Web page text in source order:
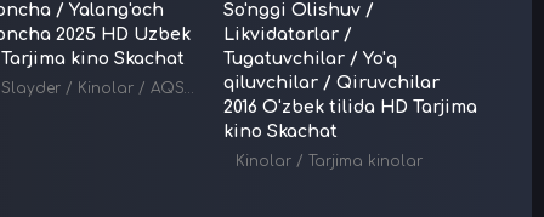
/ Yalang'och
2025 HD Uzbek
kino Skachat
Slayder / Kinolar / AQSH kinolari /Tarjima kinolar
So'nggi Olishuv /
Likvidatorlar /
Tugatuvchilar / Yo'q
qiluvchilar / Qiruvchilar
2016 O'zbek tilida HD Tarjima
kino Skachat
Kinolar / Tarjima kinolar